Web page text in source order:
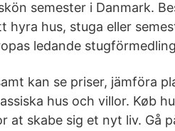
semester i Danmark.
hyra hus, stuga eller
ledande
kan se priser, jämföra
hus och villor. Køb
at skabe sig et nyt liv. Gå